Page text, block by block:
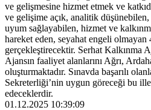
ve gelişmesine hizmet etmek ve
ve gelişime açık, analitik düşünebilen,
uyum sağlayabilen, hizmet ve
hareket eden, seyahat engeli olmayan
gerçekleştirecektir. Serhat Kalkınma
Ajansın faaliyet alanlarını Ağrı,
oluşturmaktadır. Sınavda başarılı
Sekreterliği’nin uygun göreceği bu
edeceklerdir.
01.12.2025 10:39:09